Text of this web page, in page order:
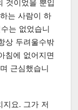
것이었을 뿐입
는 사람이 하
는 없었습니
상 두려울수밖
침에 없어지면
근심했습니
지요. 그가 저